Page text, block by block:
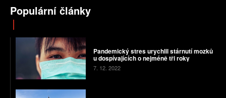
Populární články
Pandemický stres urychlil stárnutí mozků
u dospívajících o nejméně tři roky
7. 12. 2022